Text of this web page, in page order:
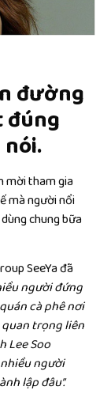
đường
đúng
mời tham gia
mà người nổi
chung bữa
SeeYa đã
người đứng
cà phê nơi
trọng liên
Lee Soo
nhiều người
lập đâu”.